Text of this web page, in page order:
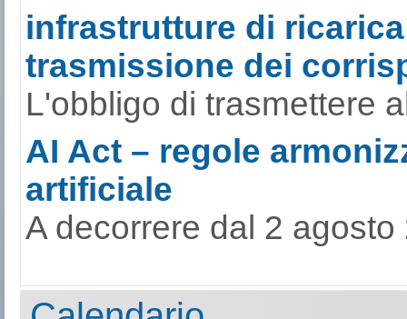
infrastrutture di
trasmissione dei
L'obbligo di trasmettere
AI Act – regole
artificiale
A decorrere dal 2